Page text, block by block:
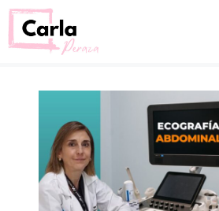
Saltar
al
contenido